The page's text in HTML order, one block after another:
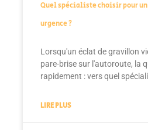
Quel spécialiste choisir pour
urgence ?
Lorsqu'un éclat de gravillon
pare-brise sur l'autoroute, la
rapidement : vers quel
LIRE PLUS